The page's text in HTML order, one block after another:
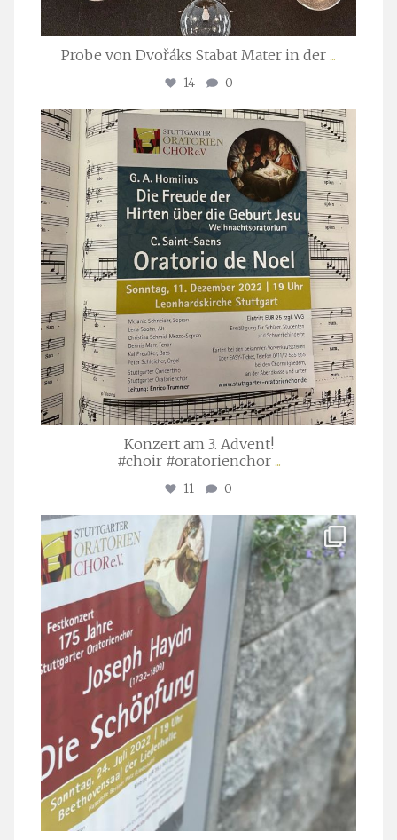
Probe von Dvořáks Stabat Mater in der ...
14 0
stuttgarter_oratorienchor
Nov. 29
Konzert am 3. Advent!
#choir #oratorienchor ...
11 0
stuttgarter_oratorienchor
Juli 23